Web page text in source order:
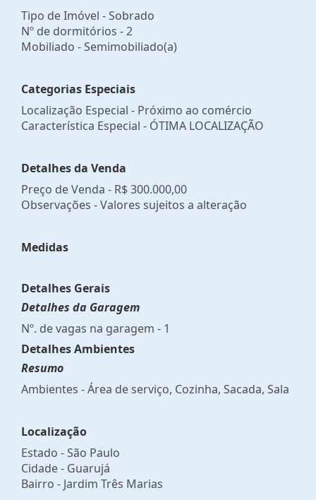
Tipo de Imóvel - Sobrado
Nº de dormitórios - 2
Mobiliado - Semimobiliado(a)
Categorias Especiais
Localização Especial - Próximo ao comércio
Característica Especial - ÓTIMA LOCALIZAÇÃO
Detalhes da Venda
Preço de Venda - R$ 300.000,00
Observações - Valores sujeitos a alteração
Medidas
Detalhes Gerais
Detalhes da Garagem
Nº. de vagas na garagem - 1
Detalhes Ambientes
Resumo
Ambientes - Área de serviço, Cozinha, Sacada, Sala
Localização
Estado -São Paulo
Cidade - Guarujá
Bairro - Jardim Três Marias